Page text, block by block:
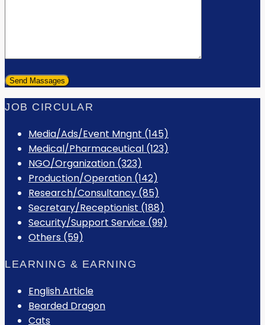
JOB CIRCULAR
Media/Ads/Event Mngnt (145)
Medical/Pharmaceutical (123)
NGO/Organization (323)
Production/Operation (142)
Research/Consultancy (85)
Secretary/Receptionist (188)
Security/Support Service (99)
Others (59)
LEARNING & EARNING
English Article
Bearded Dragon
Cats